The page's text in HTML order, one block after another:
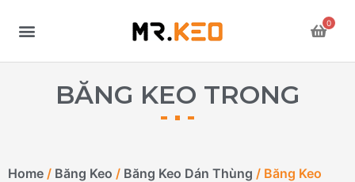
0
BĂNG KEO TRONG
Home / Băng Keo / Băng Keo Dán Thùng / Băng Keo